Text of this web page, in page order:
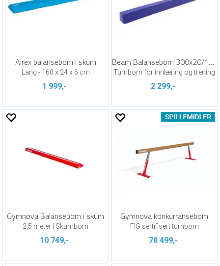
Airex balansebom i skum
Lang - 160 x 24 x 6 cm
1 999,-
Beam Balansebom 300x20/12 cm
Turnbom for innlæring og trening
2 299,-
Gymnova Balansebom i skum
2,5 meter | Skumbom
10 749,-
Gymnova konkurransebom
FIG sertifisert turnbom
78 499,-